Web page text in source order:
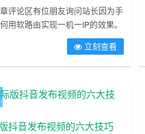
矩阵运营
评论区有位朋友询问站长因为手
用软路由实现一机一IP的效果。
的是使用ROS系统的多发路由
之后可以发射多个WiFi，每个手
就可实现分配不同IP地址到不
常使用的openwrt软路由实现多
法，同样也可以实现每个手机单
立刻查看
抖音发布视频的六大技巧